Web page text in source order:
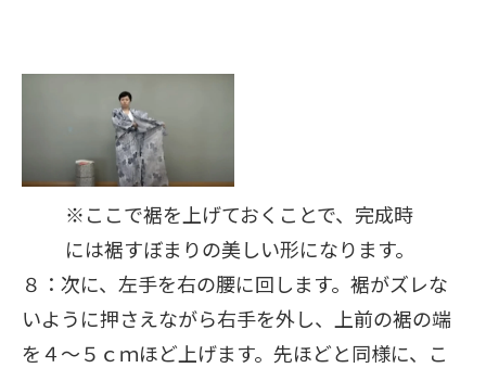
※ここで裾を上げておくことで、完成時
には裾すぼまりの美しい形になります。
８：次に、左手を右の腰に回します。裾がズレな
いように押さえながら右手を外し、上前の裾の端
を４～５ｃｍほど上げます。先ほどと同様に、こ